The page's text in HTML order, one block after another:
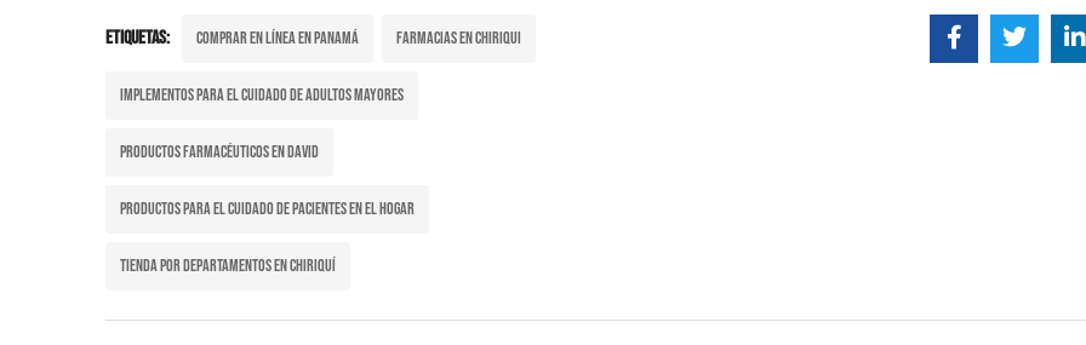
Etiquetas: Comprar en línea en Panamá Farmacias en Chiriqui
Implementos para el cuidado de adultos mayores
Productos Farmacéuticos en David
Productos para el cuidado de pacientes en el hogar
Tienda por departamentos en Chiriquí